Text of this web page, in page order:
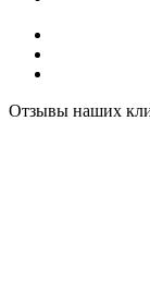
Отзывы наших